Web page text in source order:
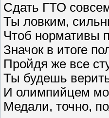
Сдать ГТО
Ты ловким,
Чтоб нормативы
Значок в итоге
Пройдя же все
Ты будешь
И олимпийцем
Медали, точно,